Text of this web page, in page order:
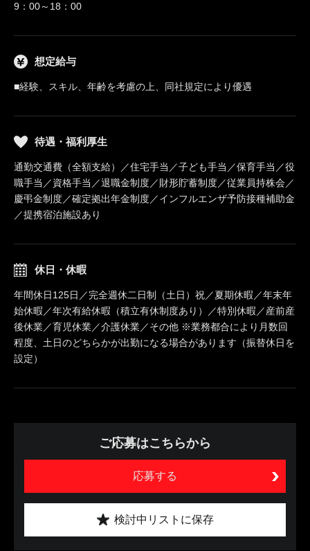
9：00～18：00
想定給与
■経験、スキル、年齢を考慮の上、同社規定により優遇
待遇・福利厚生
通勤交通費（全額支給）／住宅手当／子ども手当／保育手当／役
職手当／資格手当／退職金制度／財形貯蓄制度／従業員持株会／
慶弔金制度／確定拠出年金制度／インフルエンザ予防接種補助金
／提携宿泊施設あり
休日・休暇
年間休日125日／完全週休二日制（土日）祝／夏期休暇／年末年
始休暇／年次有給休暇（積立有休制度あり）／特別休暇／産前産
後休業／育児休業／介護休業／その他 ※業務都合により月数回
程度、土日のどちらかが出勤になる場合があります（振替休日を
設定）
ご応募はこちらから
応募する
検討中リストに保存